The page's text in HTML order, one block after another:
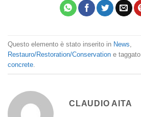
Questo elemento è stato inserito in News
Restauro/Restoration/Conservation e taggato
concrete
CLAUDIO AITA